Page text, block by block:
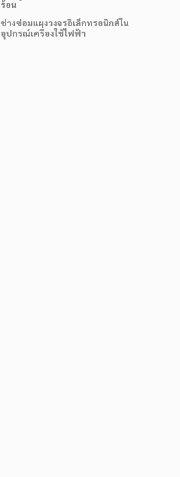
ร้อน
ช่างซ่อมแผงวงจรอิเล็กทรอนิกส์ใน
อุปกรณ์เครื่องใช้ไฟฟ้า